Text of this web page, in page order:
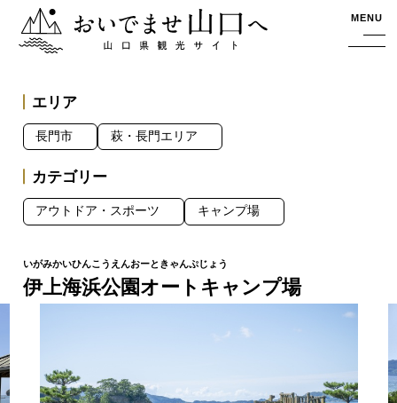
おいでませ山口へー山口県観光サイト MENU
伊上海浜公園オートキャンプ場
エリア
長門市 萩・長門エリア
カテゴリー
アウトドア・スポーツ キャンプ場